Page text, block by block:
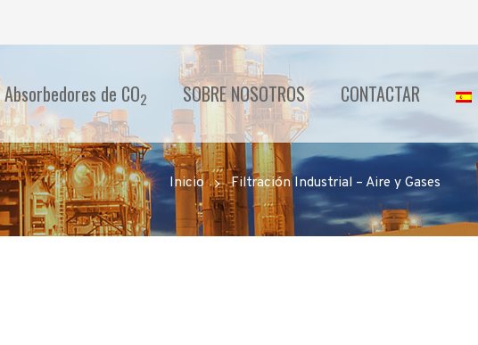
Absorbedores de CO2 SOBRE NOSOTROS CONTACTAR
Inicio Filtración Industrial – Aire y Gases